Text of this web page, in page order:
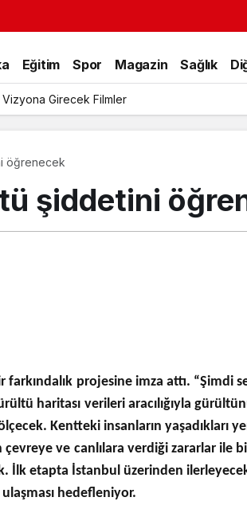
Eğitim Spor Magazin Sağlık
Vizyona Girecek Filmler
öğrenecek
şiddetini
farkındalık projesine imza attı. “Şimdi
haritası verileri aracılığıyla
Kentteki insanların yaşadıkları
ve canlılara verdiği zararlar ile
İlk etapta İstanbul üzerinden
hedefleniyor.